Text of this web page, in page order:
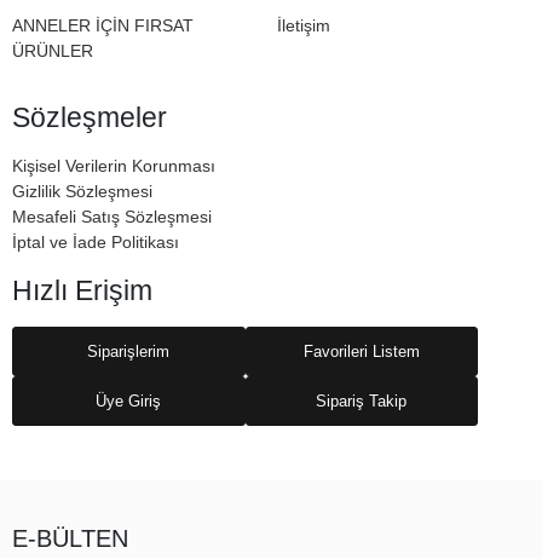
ANNELER İÇİN FIRSAT
ÜRÜNLER
İletişim
Sözleşmeler
Kişisel Verilerin Korunması
Gizlilik Sözleşmesi
Mesafeli Satış Sözleşmesi
İptal ve İade Politikası
Hızlı Erişim
Siparişlerim Favorileri Listem
Üye Giriş Sipariş Takip
E-BÜLTEN